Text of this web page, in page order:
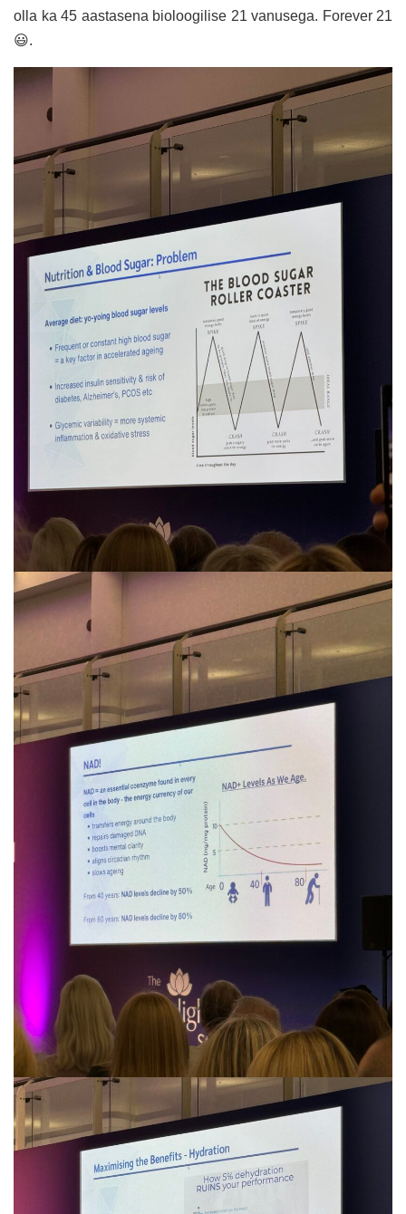
olla ka 45 aastasena bioloogilise 21 vanusega. Forever 21
😃.